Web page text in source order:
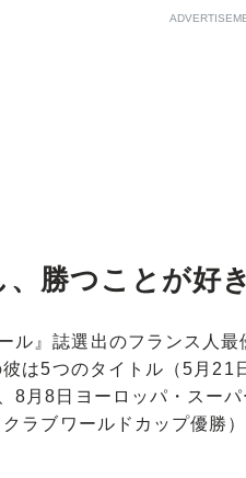
勝つことが好
ル』誌選出のフランス人
は5つのタイトル（5月21
8月8日ヨーロッパ・スー
ラブワールドカップ優勝